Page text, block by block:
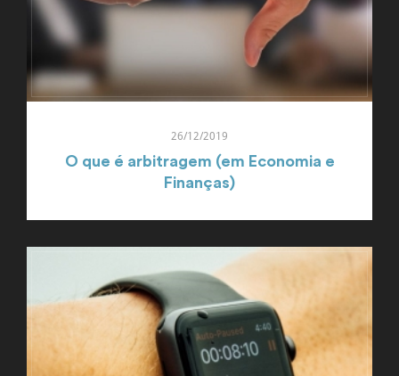
26/12/2019
O que é arbitragem (em Economia e
Finanças)